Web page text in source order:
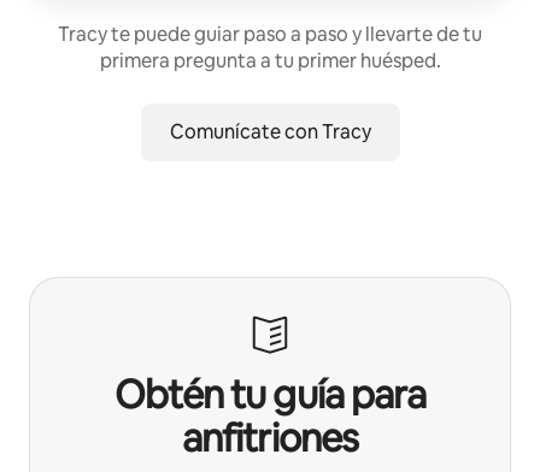
Tracy te puede guiar paso a paso y llevarte de tu
primera pregunta a tu primer huésped.
Comunícate con Tracy
Obtén tu guía para
anfitriones